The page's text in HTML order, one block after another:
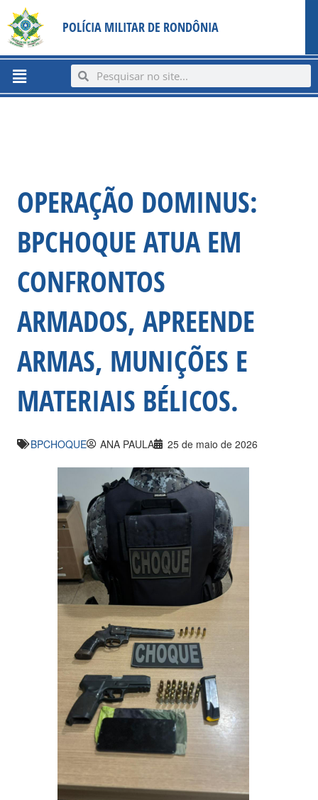
content
para
conteúdo
POLÍCIA MILITAR DE RONDÔNIA
Menu SearchSearch
OPERAÇÃO DOMINUS:
BPCHOQUE ATUA EM
CONFRONTOS
ARMADOS, APREENDE
ARMAS, MUNIÇÕES E
MATERIAIS BÉLICOS.
BPCHOQUE ANA PAULA 25 de maio de 2026